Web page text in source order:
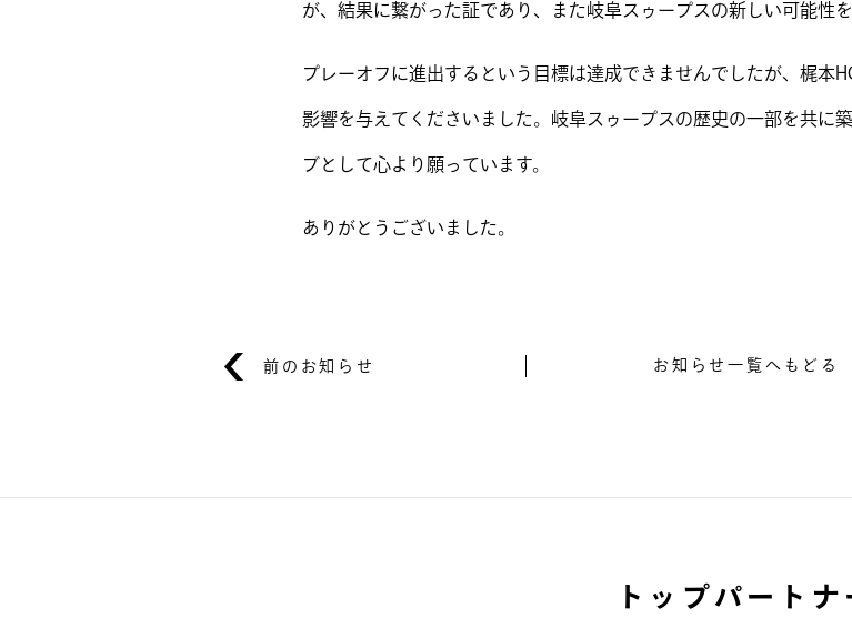
が、結果に繋がった証であり、また岐阜スゥープスの新しい可能性
プレーオフに進出するという目標は達成できませんでしたが、梶本
影響を与えてくださいました。 岐阜スゥープスの歴史の一部を共に
ブとして心より願っています。
ありがとうございました。
前のお知らせ お知らせ一覧へもどる
トップパートナ